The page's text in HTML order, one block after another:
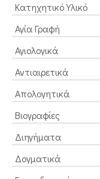
Κατηχητικό Υλικό
Αγία Γραφή
Αγιολογικά
Αντιαιρετικά
Απολογητικά
Βιογραφίες
Διηγήματα
Δογματικά